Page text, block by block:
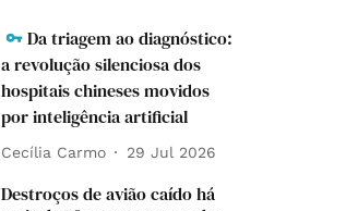
Da triagem ao diagnóstico:
a revolução silenciosa dos
hospitais chineses movidos
por inteligência artificial
Cecília Carmo 29 Jul 2026
Destroços de avião caído há